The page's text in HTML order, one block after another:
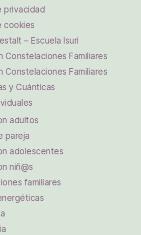
privacidad
cookies
– Escuela Isuri
Constelaciones Familiares
Constelaciones Familiares
y Cuánticas
adultos
pareja
adolescentes
niñ@s
familiares